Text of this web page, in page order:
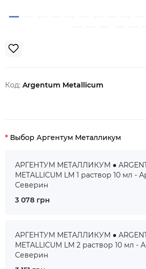
Код: Argentum Metallicum
Выбор Аргентум Металликум
АРГЕНТУМ МЕТАЛЛИКУМ ●
METALLICUM LM 1 раствор 10 мл -
Северин
3 078 грн
АРГЕНТУМ МЕТАЛЛИКУМ ●
METALLICUM LM 2 раствор 10 мл -
Северин